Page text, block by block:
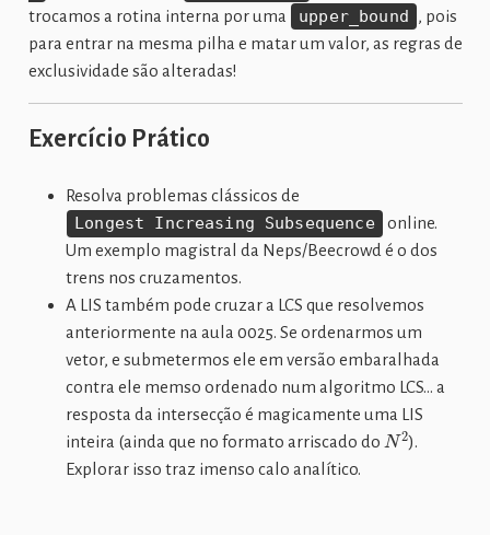
trocamos a rotina interna por uma
upper_bound , pois
para entrar na mesma pilha e matar um valor, as regras de
exclusividade são alteradas!
Exercício Prático
Resolva problemas clássicos de
Longest Increasing Subsequence
online.
Um exemplo magistral da Neps/Beecrowd é o dos
trens nos cruzamentos.
A LIS também pode cruzar a LCS que resolvemos
anteriormente na aula 0025. Se ordenarmos um
vetor, e submetermos ele em versão embaralhada
contra ele memso ordenado num algoritmo LCS… a
resposta da intersecção é magicamente uma LIS
inteira (ainda que no formato arriscado do N2).
Explorar isso traz imenso calo analítico.